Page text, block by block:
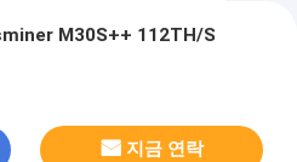
M30S++ 112TH/S
지금 연락